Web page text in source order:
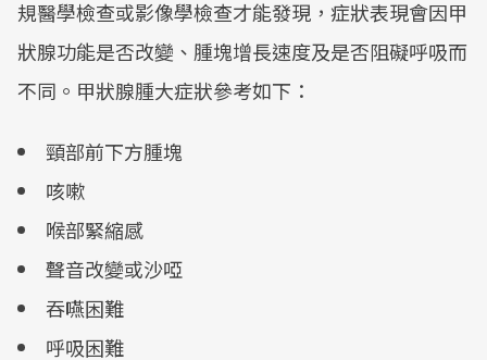
規醫學檢查或影像學檢查才能發現，症狀表現會因甲
狀腺功能是否改變、腫塊增長速度及是否阻礙呼吸而
不同。甲狀腺腫大症狀參考如下：
頸部前下方腫塊
咳嗽
喉部緊縮感
聲音改變或沙啞
吞嚥困難
呼吸困難